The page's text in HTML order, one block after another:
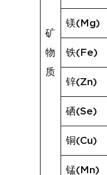
矿
物
质
镁(Mg)
铁(Fe)
锌(Zn)
硒(Se)
铜(Cu)
锰(Mn)